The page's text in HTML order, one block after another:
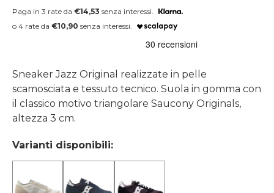
Paga in 3 rate da €14,53 senza interessi.
o 4 rate da €10,90 senza interessi.
Sneaker Jazz Original realizzate in pelle
scamosciata e tessuto tecnico. Suola in gomma con
il classico motivo triangolare Saucony Originals,
altezza 3 cm.
Varianti disponibili: